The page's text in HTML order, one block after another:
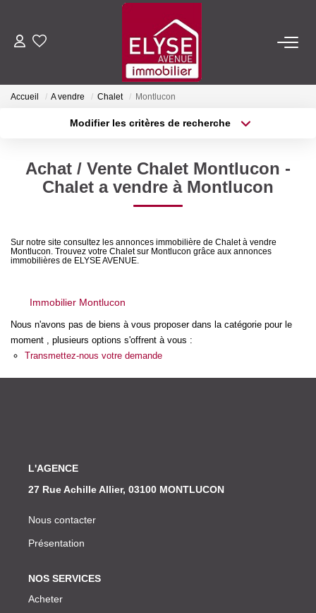
ACHETER
NOTRE AGENCE
Nos Actualités
Accueil A vendre Chalet Montlucon
Modifier les critères de recherche
Sélectionnez...
Type de bien
Surface min
Créer une alerte
Achat / Vente Chalet Montlucon -
Chalet a vendre à Montlucon
Sur notre site consultez les annonces immobilière de Chalet à vendre
Montlucon. Trouvez votre Chalet sur Montlucon grâce aux annonces
immobilières de ELYSE AVENUE.
Immobilier Montlucon
Nous n'avons pas de biens à vous proposer dans la catégorie pour le
moment , plusieurs options s'offrent à vous :
Transmettez-nous votre demande
L'AGENCE
27 Rue Achille Allier, 03100 MONTLUCON
Nous contacter
Présentation
NOS SERVICES
Acheter